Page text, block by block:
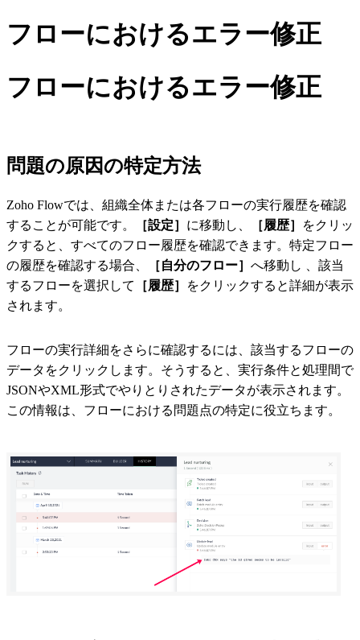
フローにおけるエラー修正
フローにおけるエラー修正
問題の原因の特定方法
Zoho Flowでは、組織全体または各フローの実行履歴を確認
することが可能です。
［設定］ に移動し、 ［履歴］
をクリッ
クすると、すべてのフロー履歴を確認できます。特定フロー
の履歴を確認する場合、
［自分のフロー］ へ移動し 、該当
するフローを選択して
［履歴］
をクリックすると詳細が表示
されます。
フローの実行詳細をさらに確認するには、該当するフローの
データをクリックします。そうすると、実行条件と処理間で
JSONやXML形式でやりとりされたデータが表示されます。
この情報は、フローにおける問題点の特定に役立ちます。